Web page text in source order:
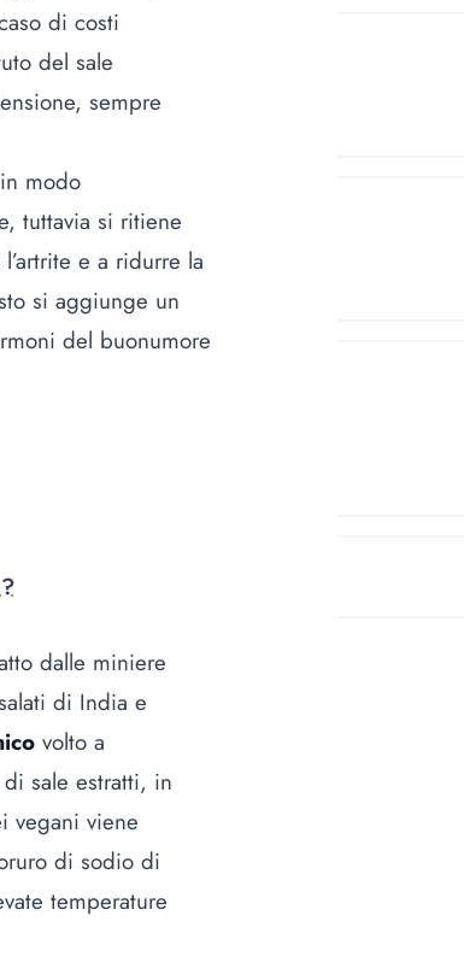
di costi
del sale
sempre
modo
tuttavia si ritiene
e a ridurre la
si aggiunge un
del buonumore
dalle miniere
di India e
volto a
sale estratti, in
vegani viene
di sodio di
temperature